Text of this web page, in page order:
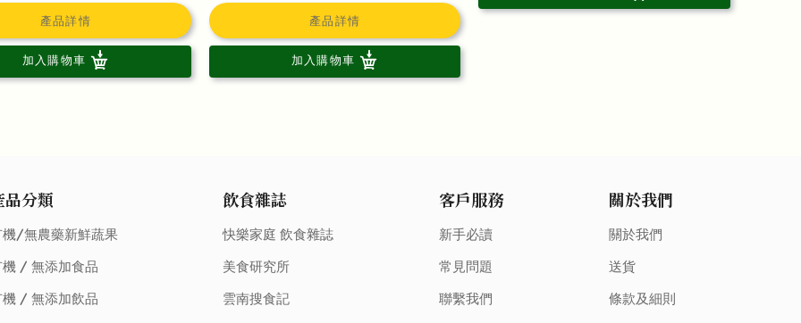
產品詳情
加入購物車
產品詳情
加入購物車
品分類
/無農藥新鮮蔬果
/ 無添加食品
/ 無添加飲品
飲食雜誌
快樂家庭 飲食雜誌
美食研究所
雲南搜食記
客戶服務
新手必讀
常見問題
聯繫我們
關於我們
關於我們
送貨
條款及細則